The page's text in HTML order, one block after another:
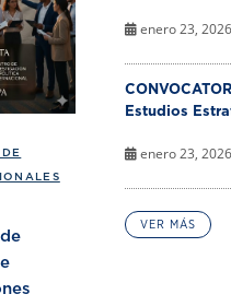
enero 23, 2026
Estudios
enero 23, 2026
VER MÁS